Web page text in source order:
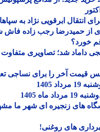
ابرقویی نژاد به سپاهان
از حمیدرضا رجب زاده فاش
شد؛ تصاویری متفاوت
آخر را برای نساجی
1405
های زنجیره ای شهر ما مشهد
های روغنی!